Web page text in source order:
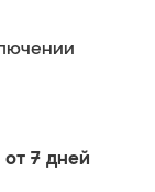
от 7 дней